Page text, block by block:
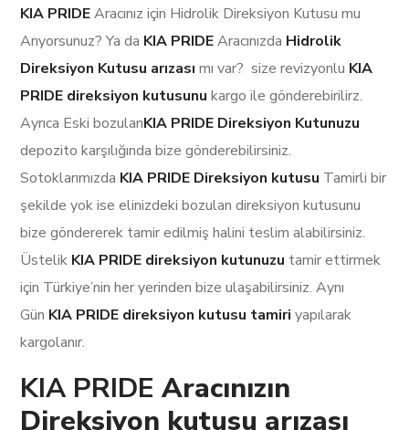
KIA PRIDEAracınız için Hidrolik Direksiyon Kutusu mu
Arıyorsunuz? Ya da KIA PRIDEAracınızda Hidrolik
Direksiyon Kutusu arızası mı var? size revizyonlu KIA
PRIDE direksiyon kutusunu kargo ile gönderebirilirz.
Ayrıca Eski bozulanKIA PRIDE Direksiyon Kutunuzu
depozito karşılığında bize gönderebilirsiniz.
Sotoklarımızda KIA PRIDE Direksiyon kutusu Tamirli bir
şekilde yok ise elinizdeki bozulan direksiyon kutusunu
bize göndererek tamir edilmiş halini teslim alabilirsiniz.
Üstelik KIA PRIDE direksiyon kutunuzu tamir ettirmek
için Türkiye’nin her yerinden bize ulaşabilirsiniz. Aynı
Gün KIA PRIDE direksiyon kutusu tamiri yapılarak
kargolanır.
KIA PRIDEAracınızın
Direksiyon kutusu arızası